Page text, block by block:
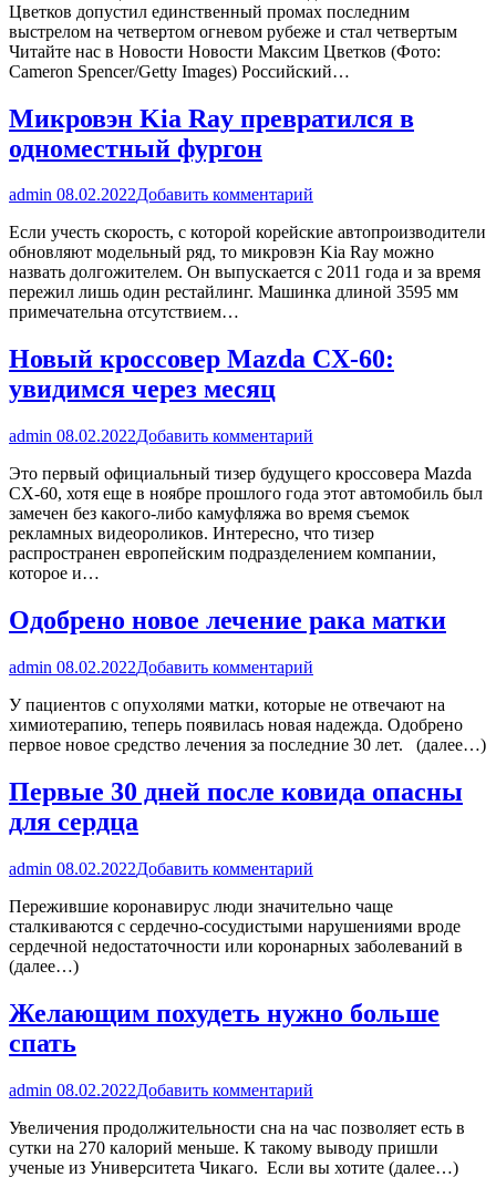
Цветков допустил единственный промах последним
выстрелом на четвертом огневом рубеже и стал четвертым
Читайте нас в Новости Новости Максим Цветков (Фото:
Cameron Spencer/Getty Images) Российский…
Микровэн Kia Ray превратился в
одноместный фургон
admin 08.02.2022Добавить комментарий
Если учесть скорость, с которой корейские автопроизводители
обновляют модельный ряд, то микровэн Kia Ray можно
назвать долгожителем. Он выпускается с 2011 года и за время
пережил лишь один рестайлинг. Машинка длиной 3595 мм
примечательна отсутствием…
Новый кроссовер Mazda CX-60:
увидимся через месяц
admin 08.02.2022Добавить комментарий
Это первый официальный тизер будущего кроссовера Mazda
CX-60, хотя еще в ноябре прошлого года этот автомобиль был
замечен без какого-либо камуфляжа во время съемок
рекламных видеороликов. Интересно, что тизер
распространен европейским подразделением компании,
которое и…
Одобрено новое лечение рака матки
admin 08.02.2022Добавить комментарий
У пациентов с опухолями матки, которые не отвечают на
химиотерапию, теперь появилась новая надежда. Одобрено
первое новое средство лечения за последние 30 лет. (далее…)
Первые 30 дней после ковида опасны
для сердца
admin 08.02.2022Добавить комментарий
Пережившие коронавирус люди значительно чаще
сталкиваются с сердечно-сосудистыми нарушениями вроде
сердечной недостаточности или коронарных заболеваний в
(далее…)
Желающим похудеть нужно больше
спать
admin 08.02.2022Добавить комментарий
Увеличения продолжительности сна на час позволяет есть в
сутки на 270 калорий меньше. К такому выводу пришли
ученые из Университета Чикаго. Если вы хотите (далее…)